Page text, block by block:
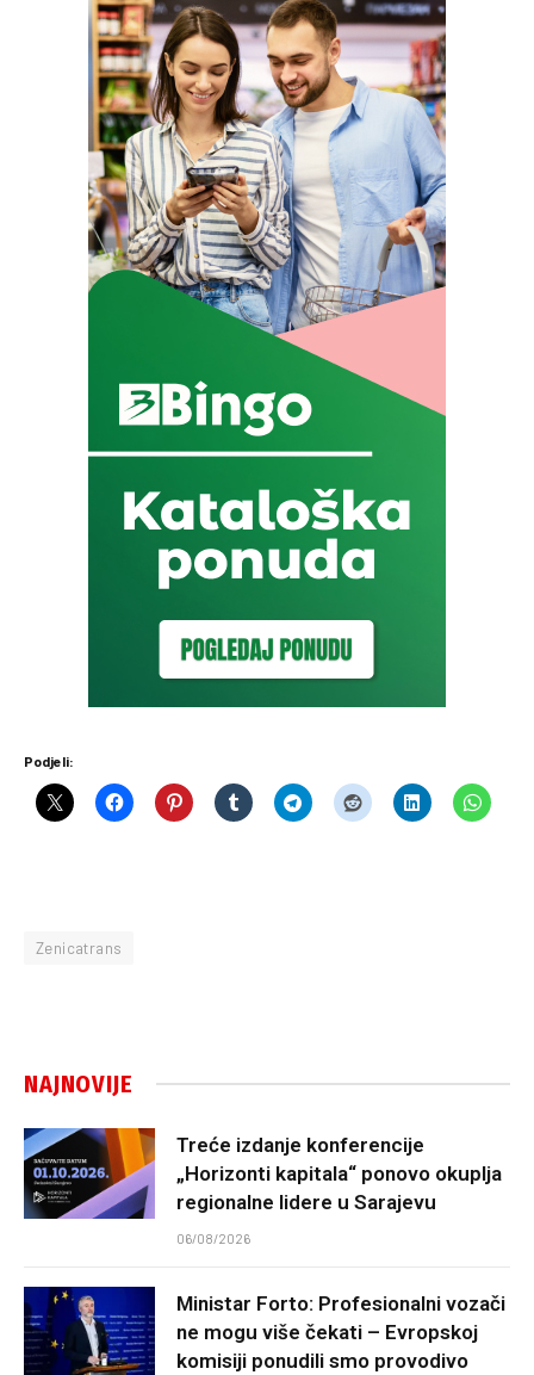
Podjeli:
Zenicatrans
NAJNOVIJE
Treće izdanje konferencije
„Horizonti kapitala“ ponovo okuplja
regionalne lidere u Sarajevu
06/08/2026
Ministar Forto: Profesionalni vozači
ne mogu više čekati – Evropskoj
komisiji ponudili smo provodivo